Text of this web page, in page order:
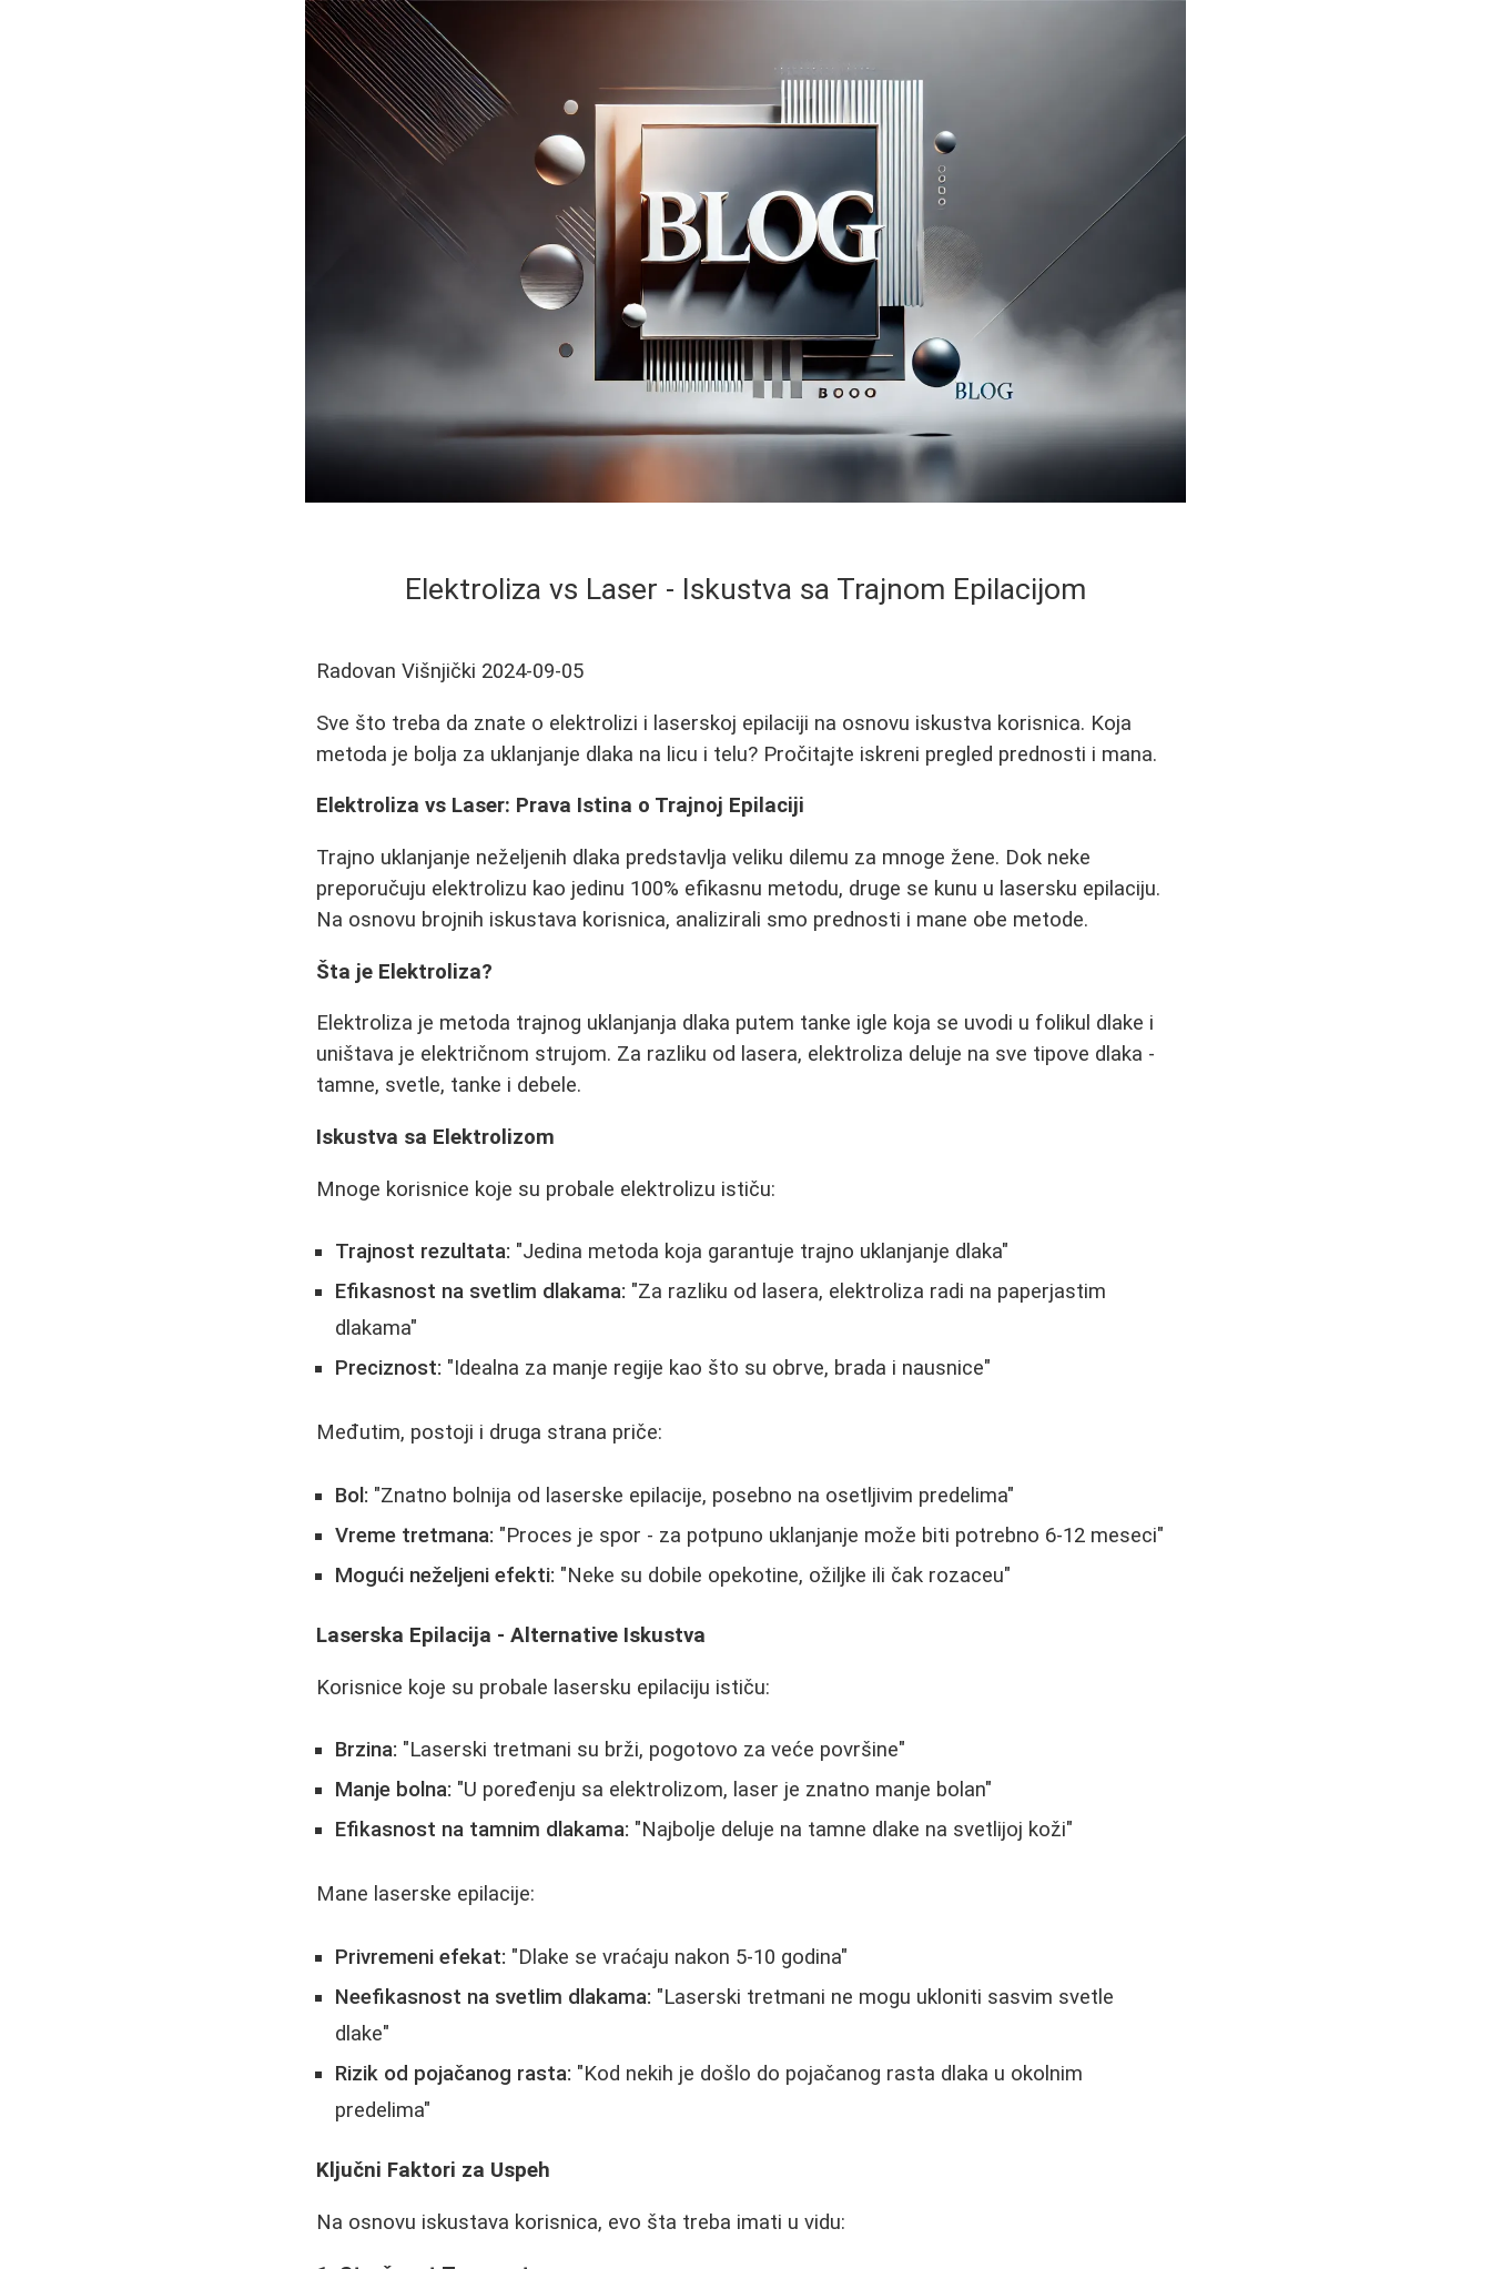
Elektroliza vs Laser - Iskustva sa Trajnom Epilacijom
Radovan Višnjički 2024-09-05
Sve što treba da znate o elektrolizi i laserskoj epilaciji na osnovu iskustva korisnica. Koja
metoda je bolja za uklanjanje dlaka na licu i telu? Pročitajte iskreni pregled prednosti i mana.
Elektroliza vs Laser: Prava Istina o Trajnoj Epilaciji
Trajno uklanjanje neželjenih dlaka predstavlja veliku dilemu za mnoge žene. Dok neke
preporučuju elektrolizu kao jedinu 100% efikasnu metodu, druge se kunu u lasersku epilaciju.
Na osnovu brojnih iskustava korisnica, analizirali smo prednosti i mane obe metode.
Šta je Elektroliza?
Elektroliza je metoda trajnog uklanjanja dlaka putem tanke igle koja se uvodi u folikul dlake i
uništava je električnom strujom. Za razliku od lasera, elektroliza deluje na sve tipove dlaka -
tamne, svetle, tanke i debele.
Iskustva sa Elektrolizom
Mnoge korisnice koje su probale elektrolizu ističu:
Trajnost rezultata: "Jedina metoda koja garantuje trajno uklanjanje dlaka"
Efikasnost na svetlim dlakama: "Za razliku od lasera, elektroliza radi na paperjastim
dlakama"
Preciznost: "Idealna za manje regije kao što su obrve, brada i nausnice"
Međutim, postoji i druga strana priče:
Bol: "Znatno bolnija od laserske epilacije, posebno na osetljivim predelima"
Vreme tretmana: "Proces je spor - za potpuno uklanjanje može biti potrebno 6-12 meseci"
Mogući neželjeni efekti: "Neke su dobile opekotine, ožiljke ili čak rozaceu"
Laserska Epilacija - Alternative Iskustva
Korisnice koje su probale lasersku epilaciju ističu:
Brzina: "Laserski tretmani su brži, pogotovo za veće površine"
Manje bolna: "U poređenju sa elektrolizom, laser je znatno manje bolan"
Efikasnost na tamnim dlakama: "Najbolje deluje na tamne dlake na svetlijoj koži"
Mane laserske epilacije:
Privremeni efekat: "Dlake se vraćaju nakon 5-10 godina"
Neefikasnost na svetlim dlakama: "Laserski tretmani ne mogu ukloniti sasvim svetle
dlake"
Rizik od pojačanog rasta: "Kod nekih je došlo do pojačanog rasta dlaka u okolnim
predelima"
Ključni Faktori za Uspeh
Na osnovu iskustava korisnica, evo šta treba imati u vidu: